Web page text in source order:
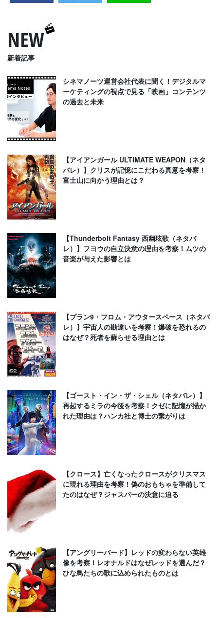
NEW
新着記事
シネマノーツ運営会社代表に聞く！デジタルマ
ーケティングの視点で見る「映画」コンテンツ
の過去と未来
【アイアンガール ULTIMATE WEAPON（ネタ
バレ）】クリスが記憶にこだわる真意を考察！
富士山に向かう理由とは？
【Thunderbolt Fantasy 西幽玹歌（ネタバ
レ）】フヨウの自立決意の理由を考察！ムツの
音楽が与えた影響とは
【プラン9・フロム・アウタースペース（ネタバ
レ）】宇宙人の勘違いを考察！爆破を恐れるの
はなぜ？死者を蘇らせる理由とは
【ゴースト・イン・ザ・シェル（ネタバレ）】
再起するミラの今後を考察！クゼに記憶が描か
れた理由は？ハンカ社と博士の繋がりは
【クロース】亡くなったクロースがクリスマス
に現れる理由を考察！偽のおもちゃを準備して
たのはなぜ？ジャスパーの決意に迫る
【アングリーバード】レッドの変わらない英雄
像を考察！レオナルドはなぜレッドを選んだ？
ひな鳥たちの歌に込められたものとは